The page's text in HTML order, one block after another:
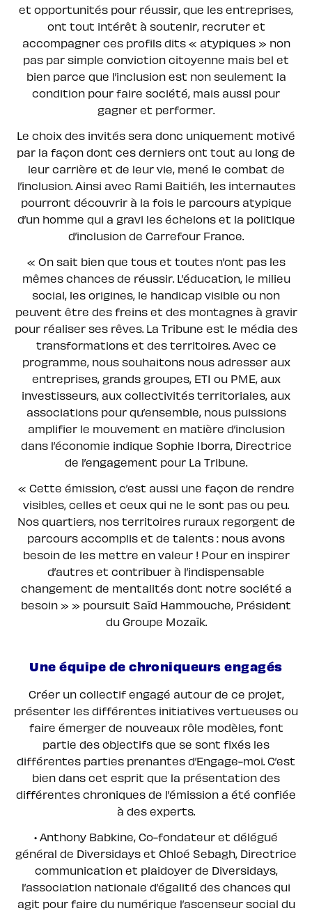
et opportunités pour réussir, que les entreprises,
ont tout intérêt à soutenir, recruter et
accompagner ces profils dits « atypiques » non
pas par simple conviction citoyenne mais bel et
bien parce que l’inclusion est non seulement la
condition pour faire société, mais aussi pour
gagner et performer.
Le choix des invités sera donc uniquement motivé
par la façon dont ces derniers ont tout au long de
leur carrière et de leur vie, mené le combat de
l’inclusion. Ainsi avec Rami Baitiéh, les internautes
pourront découvrir à la fois le parcours atypique
d’un homme qui a gravi les échelons et la politique
d’inclusion de Carrefour France.
« On sait bien que tous et toutes n’ont pas les
mêmes chances de réussir. L’éducation, le milieu
social, les origines, le handicap visible ou non
peuvent être des freins et des montagnes à gravir
pour réaliser ses rêves. La Tribune est le média des
transformations et des territoires. Avec ce
programme, nous souhaitons nous adresser aux
entreprises, grands groupes, ETI ou PME, aux
investisseurs, aux collectivités territoriales, aux
associations pour qu’ensemble, nous puissions
amplifier le mouvement en matière d’inclusion
dans l’économie indique Sophie Iborra, Directrice
de l’engagement pour La Tribune.
« Cette émission, c’est aussi une façon de rendre
visibles, celles et ceux qui ne le sont pas ou peu.
Nos quartiers, nos territoires ruraux regorgent de
parcours accomplis et de talents : nous avons
besoin de les mettre en valeur ! Pour en inspirer
d’autres et contribuer à l’indispensable
changement de mentalités dont notre société a
besoin » » poursuit Saïd Hammouche, Président
du Groupe Mozaïk.
Une équipe de chroniqueurs engagés
Créer un collectif engagé autour de ce projet,
présenter les différentes initiatives vertueuses ou
faire émerger de nouveaux rôle modèles, font
partie des objectifs que se sont fixés les
différentes parties prenantes d’Engage-moi. C’est
bien dans cet esprit que la présentation des
différentes chroniques de l’émission a été confiée
à des experts.
• Anthony Babkine, Co-fondateur et délégué
général de Diversidays et Chloé Sebagh, Directrice
communication et plaidoyer de Diversidays,
l’association nationale d’égalité des chances qui
agit pour faire du numérique l’ascenseur social du